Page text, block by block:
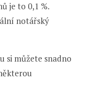
je to 0,1 %.
notářský
si můžete snadno